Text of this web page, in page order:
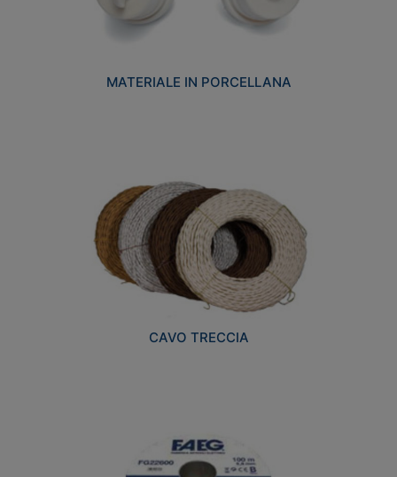
MATERIALE IN PORCELLANA
CAVO TRECCIA